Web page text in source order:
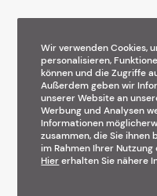
A
Wir verwenden Cookies,
personalisieren,
können und die Zugriffe
Außerdem geben wir
unserer Website an
Werbung und Analysen
Informationen
zusammen, die Sie
im Rahmen Ihrer
Hiererhalten Sie nähere